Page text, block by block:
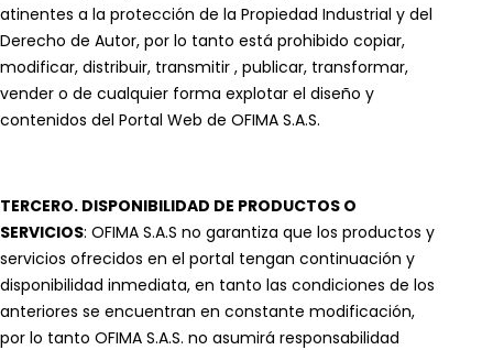
atinentes a la protección de la Propiedad Industrial y del
Derecho de Autor, por lo tanto está prohibido copiar,
modificar, distribuir, transmitir , publicar, transformar,
vender o de cualquier forma explotar el diseño y
contenidos del Portal Web de OFIMA S.A.S.
TERCERO. DISPONIBILIDAD DE PRODUCTOS O
SERVICIOS: OFIMA S.A.S no garantiza que los productos y
servicios ofrecidos en el portal tengan continuación y
disponibilidad inmediata, en tanto las condiciones de los
anteriores se encuentran en constante modificación,
por lo tanto OFIMA S.A.S. no asumirá responsabilidad